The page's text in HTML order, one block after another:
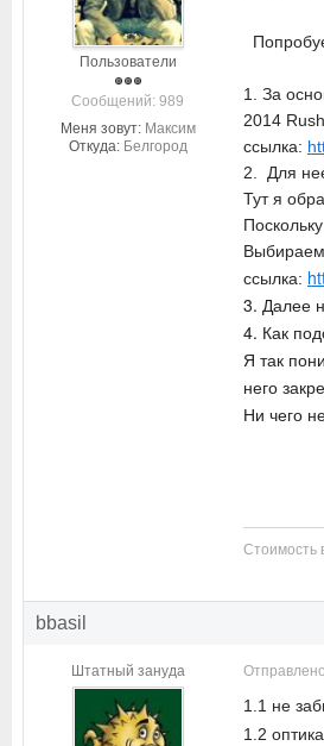
Пользователи
Cообщений: 989
Меня зовут: Максим
Откуда: Белгород
1. За
2014
ссылка:
2. Для
Тут я
ссылка:
3. Далее
4. Как
Я так
него
Ни чего
Стоимость
bbasil
Штатный зануда Отправлено
1.1 не
1.2